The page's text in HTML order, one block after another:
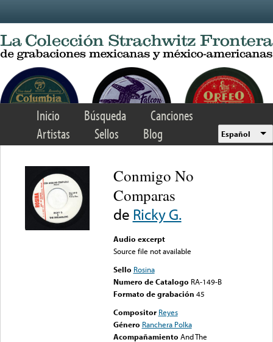
Inicio Búsqueda
Canciones
Artistas
Sellos Blog Español
Conmigo No
Comparas
de Ricky G.
Audio excerpt
Source file not available
Sello Rosina
Numero de Catalogo RA-149-B
Formato de grabación 45
Compositor Reyes
Género Ranchera Polka
Acompañamiento And The